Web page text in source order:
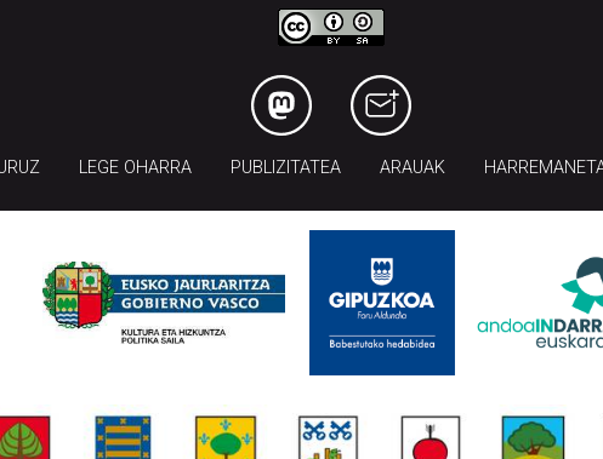
LEGE OHARRA PUBLIZITATEA ARAUAK